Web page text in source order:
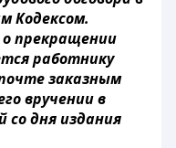
Кодексом.
прекращении
работнику
заказным
вручении в
со дня издания